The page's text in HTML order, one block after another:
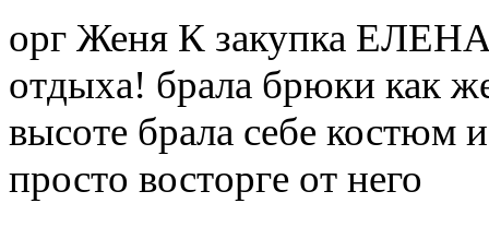
орг Женя К закупка
отдыха! брала брюки как
высоте брала себе костюм
просто восторге от него